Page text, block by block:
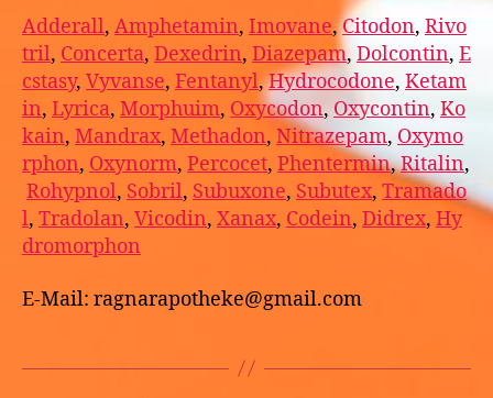
Adderall, Amphetamin, Imovane,Citodon, Rivo
tril, Concerta, Dexedrin, Diazepam, Dolcontin, E
cstasy, Vyvanse, Fentanyl,Hydrocodone, Ketam
in, Lyrica, Morphuim, Oxycodon, Oxycontin, Ko
kain, Mandrax, Methadon, Nitrazepam, Oxymo
rphon, Oxynorm, Percocet, Phentermin,Ritalin,
Rohypnol, Sobril, Subuxone, Subutex, Tramado
l, Tradolan, Vicodin, Xanax, Codein, Didrex, Hy
dromorphon
E-Mail: ragnarapotheke@gmail.com